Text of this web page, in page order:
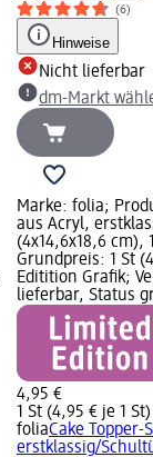
(6)
Hinweise
Nicht lieferbar
dm-Markt
Marke: folia;
aus Acryl,
(4x14,6x18,6 cm),
Grundpreis: 1 St
Editition Grafik;
lieferbar, Status
4,95 €
1 St (4,95 € je 1 St)
foliaCake Topper-
erstklassig/